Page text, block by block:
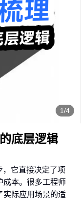
1/4
底层逻辑
，它直接决定了项
成本。很多工程师
实际应用场景的适